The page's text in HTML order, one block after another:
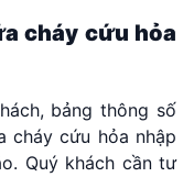
cháy cứu hỏa
bảng thông số
cháy cứu hỏa nhập
Quý khách cần tư